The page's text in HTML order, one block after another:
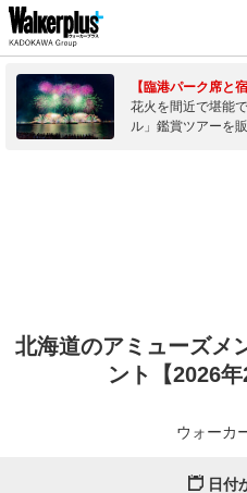
【臨港パーク席と
花火を間近で堪能
ル」鑑賞ツアーを
北海道のアミューズメ
ント【2026年
ウォーカ
日付